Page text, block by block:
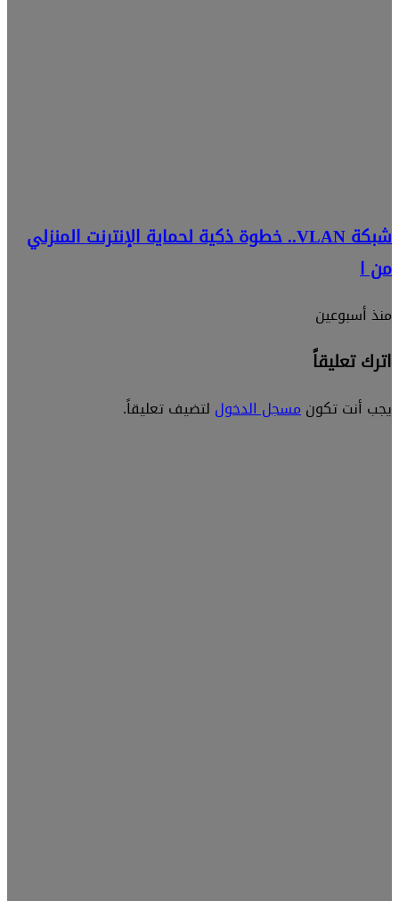
شبكة VLAN.. خطوة ذكية لحماية الإنترنت المنزلي
من ا
منذ أسبوعين
اترك تعليقاً
يجب أنت تكونمسجل الدخول لتضيف تعليقاً.